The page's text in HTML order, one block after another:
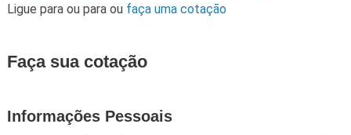
Ligue para ou para ou faça uma cotação
Faça sua cotação
Informações Pessoais